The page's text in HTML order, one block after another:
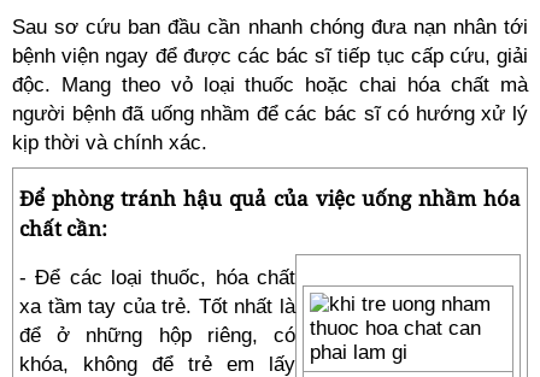
Sau sơ cứu ban đầu cần nhanh chóng đưa nạn nhân tới
bệnh viện ngay để được các bác sĩ tiếp tục cấp cứu, giải
độc. Mang theo vỏ loại thuốc hoặc chai hóa chất mà
người bệnh đã uống nhầm để các bác sĩ có hướng xử lý
kịp thời và chính xác.
Để phòng tránh hậu quả của việc uống nhầm hóa
chất cần:
- Để các loại thuốc, hóa chất
xa tầm tay của trẻ. Tốt nhất là
để ở những hộp riêng, có
khóa, không để trẻ em lấy